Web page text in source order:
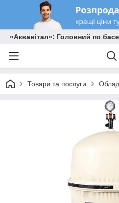
«Аквавітал»: Головний по
Товари та послуги